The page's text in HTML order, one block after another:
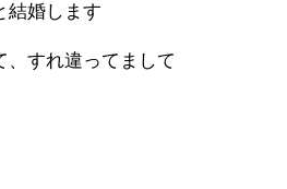
結婚します
、すれ違ってまして